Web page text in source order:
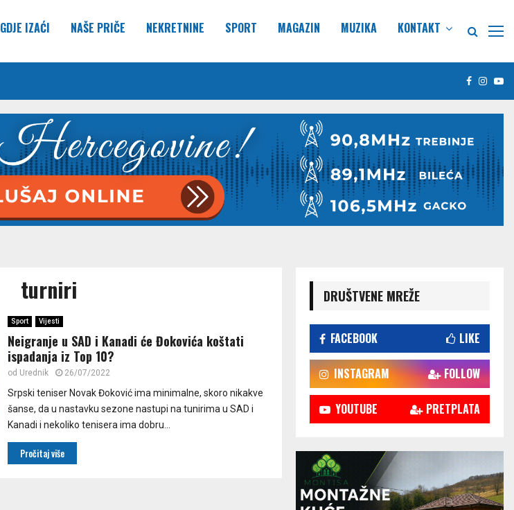
GDJE IZAĆI NAŠE PRIČE NEKRETNINE SPORT MAGAZIN MUZIKA KONTAKT
Facebook
turniri
Sport Vijesti
Neigranje u SAD i Kanadi će Đokovića koštati
ispadanja iz Top 10?
od Urednik 26/07/2022
Srpski teniser Novak Đoković ima minimalne, skoro nikakve
šanse, da u nastavku sezone nastupi na tunirima u SAD i
Kanadi i nekoliko tenisera ima dobru...
Pročitaj više
DRUŠTVENE MREŽE
FACEBOOK LIKE
INSTAGRAM FOLLOW
YOUTUBE PRETPLATA